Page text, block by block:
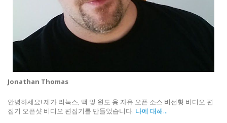
Jonathan Thomas
안녕하세요! 제가 리눅스, 맥 및 윈도 용 자유 오픈 소스 비선형 비디오 편
집기 오픈샷 비디오 편집기를 만들었습니다. 나에 대해...